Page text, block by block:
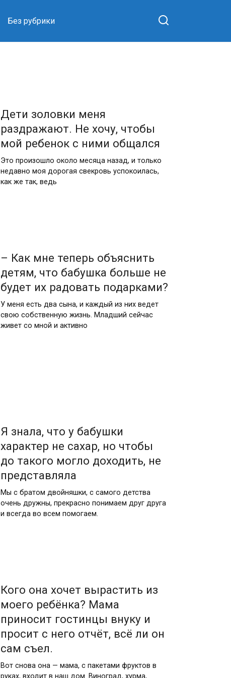
Без рубрики
Дети золовки меня
раздражают. Не хочу, чтобы
мой ребенок с ними общался
Это произошло около месяца назад, и только
недавно моя дорогая свекровь успокоилась,
как же так, ведь
– Как мне теперь объяснить
детям, что бабушка больше не
будет их радовать подарками?
У меня есть два сына, и каждый из них ведет
свою собственную жизнь. Младший сейчас
живет со мной и активно
Я знала, что у бабушки
характер не сахар, но чтобы
до такого могло доходить, не
представляла
Мы с братом двойняшки, с самого детства
очень дружны, прекрасно понимаем друг друга
и всегда во всем помогаем.
Кого она хочет вырастить из
моего ребёнка? Мама
приносит гостинцы внуку и
просит с него отчёт, всё ли он
сам съел.
Вот снова она — мама, с пакетами фруктов в